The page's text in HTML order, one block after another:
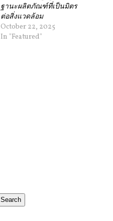
ฐานะผลิตภัณฑ์ที่เป็นมิตร
ต่อสิ่งแวดล้อม
October 22, 2025
In "Featured"
Search